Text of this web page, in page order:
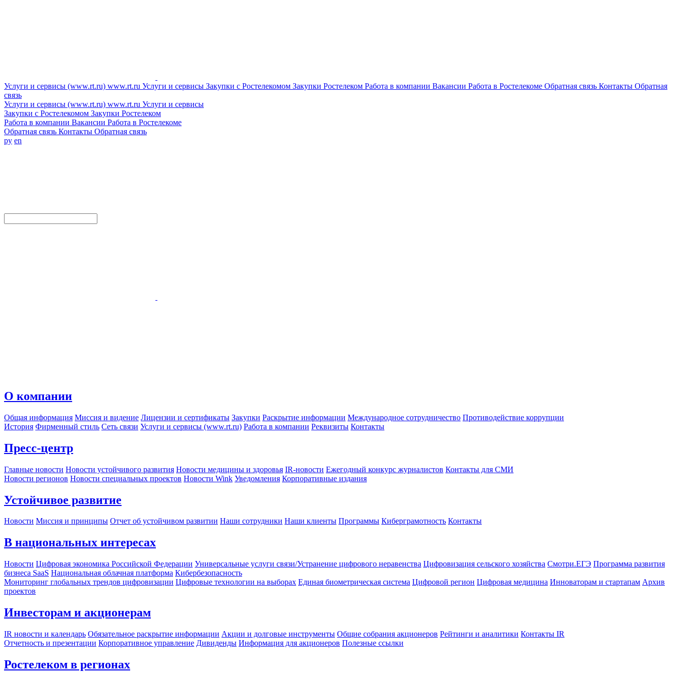
Услуги и сервисы (www.rt.ru) www.rt.ru Услуги и сервисы Закупки с Ростелекомом Закупки Ростелеком Работа в компании Вакансии Работа в Ростелекоме Обратная связь Контакты Обратная
связь
Услуги и сервисы (www.rt.ru) www.rt.ru Услуги и сервисы
Закупки с Ростелекомом Закупки Ростелеком
Работа в компании Вакансии Работа в Ростелекоме
Обратная связь Контакты Обратная связь
ру en
О компании
Общая информация Миссия и видение Лицензии и сертификаты Закупки Раскрытие информации Международное сотрудничество Противодействие коррупции
История Фирменный стиль Сеть связи Услуги и сервисы (www.rt.ru) Работа в компании Реквизиты Контакты
Пресс-центр
Главные новости Новости устойчивого развития Новости медицины и здоровья IR-новости Ежегодный конкурс журналистов Контакты для СМИ
Новости регионов Новости специальных проектов Новости Wink Уведомления Корпоративные издания
Устойчивое развитие
Новости Миссия и принципы Отчет об устойчивом развитии Наши сотрудники Наши клиенты Программы Киберграмотность Контакты
В национальных интересах
Новости Цифровая экономика Российской Федерации Универсальные услуги связи/Устранение цифрового неравенства Цифровизация сельского хозяйства Смотри.ЕГЭ Программа развития
бизнеса SaaS Национальная облачная платформа Кибербезопасность
Мониторинг глобальных трендов цифровизации Цифровые технологии на выборах Единая биометрическая система Цифровой регион Цифровая медицина Инноваторам и стартапам Архив
проектов
Инвесторам и акционерам
IR новости и календарь Обязательное раскрытие информации Акции и долговые инструменты Общие собрания акционеров Рейтинги и аналитики Контакты IR
Отчетность и презентации Корпоративное управление Дивиденды Информация для акционеров Полезные ссылки
Ростелеком в регионах